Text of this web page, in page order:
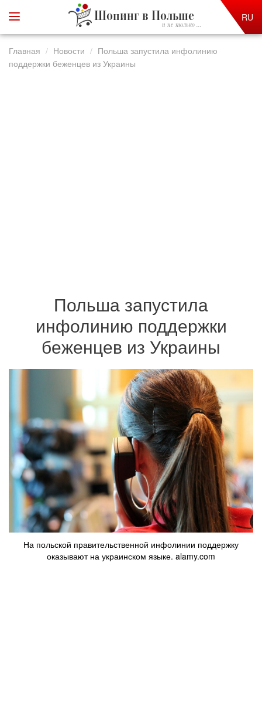
Шопинг в Польше
и не только ...
RU
Главная Новости
Польша запустила инфолинию
поддержки беженцев из Украины
Польша запустила
инфолинию поддержки
беженцев из Украины
На польской правительственной инфолинии поддержку
оказывают на украинском языке. alamy.com